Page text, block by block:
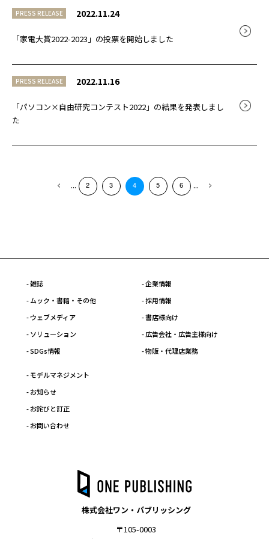
PRESS RELEASE 2022.11.24
「家電大賞2022-2023」の投票を開始しました
PRESS RELEASE 2022.11.16
「パソコン×自由研究コンテスト2022」の結果を発表しまし
た
... 2 3 4 5 6 ...
- 雑誌
- ムック・書籍・その他
- ウェブメディア
- ソリューション
- SDGs情報
- 企業情報
- 採用情報
- 書店様向け
- 広告会社・広告主様向け
- 物販・代理店業務
- モデルマネジメント
- お知らせ
- お詫びと訂正
- お問い合わせ
株式会社ワン・パブリッシング
〒105-0003